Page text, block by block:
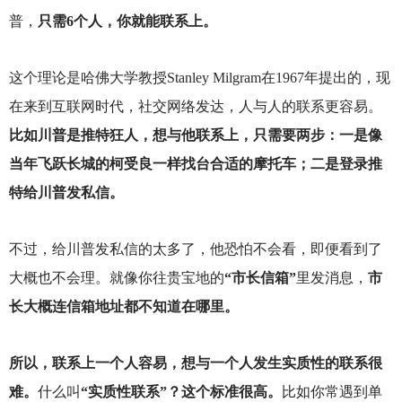
普， 只需6个人，你就能联系上。
这个理论是哈佛大学教授Stanley Milgram在1967年提出的，现
在来到互联网时代，社交网络发达，人与人的联系更容易。
比如川普是推特狂人，想与他联系上，只需要两步：一是像
当年飞跃长城的柯受良一样找台合适的摩托车；二是登录推
特给川普发私信。
不过，给川普发私信的太多了，他恐怕不会看，即便看到了
大概也不会理。就像你往贵宝地的“市长信箱”里发消息， 市
长大概连信箱地址都不知道在哪里。
所以，联系上一个人容易，想与一个人发生实质性的联系很
难。 什么叫“实质性联系”？这个标准很高。 比如你常遇到单